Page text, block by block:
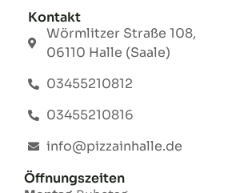
Kontakt
Wörmlitzer Straße 108,
06110 Halle (Saale)
03455210812
03455210816
info@pizzainhalle.de
Öffnungszeiten